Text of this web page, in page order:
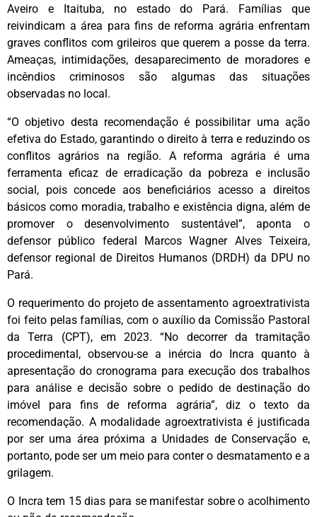
Aveiro e Itaituba, no estado do Pará. Famílias que
reivindicam a área para fins de reforma agrária enfrentam
graves conflitos com grileiros que querem a posse da terra.
Ameaças, intimidações, desaparecimento de moradores e
incêndios criminosos são algumas das situações
observadas no local.
“O objetivo desta recomendação é possibilitar uma ação
efetiva do Estado, garantindo o direito à terra e reduzindo os
conflitos agrários na região. A reforma agrária é uma
ferramenta eficaz de erradicação da pobreza e inclusão
social, pois concede aos beneficiários acesso a direitos
básicos como moradia, trabalho e existência digna, além de
promover o desenvolvimento sustentável”, aponta o
defensor público federal Marcos Wagner Alves Teixeira,
defensor regional de Direitos Humanos (DRDH) da DPU no
Pará.
O requerimento do projeto de assentamento agroextrativista
foi feito pelas famílias, com o auxílio da Comissão Pastoral
da Terra (CPT), em 2023. “No decorrer da tramitação
procedimental, observou-se a inércia do Incra quanto à
apresentação do cronograma para execução dos trabalhos
para análise e decisão sobre o pedido de destinação do
imóvel para fins de reforma agrária”, diz o texto da
recomendação. A modalidade agroextrativista é justificada
por ser uma área próxima a Unidades de Conservação e,
portanto, pode ser um meio para conter o desmatamento e a
grilagem.
O Incra tem 15 dias para se manifestar sobre o acolhimento